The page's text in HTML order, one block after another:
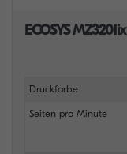
ECOSYS MZ3201ix
Druckfarbe
Seiten pro Minute